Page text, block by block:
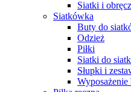
Siatki i
Siatkówka
Buty do
Odzież
Piłki
Siatki do
Słupki i
Wyposażenie